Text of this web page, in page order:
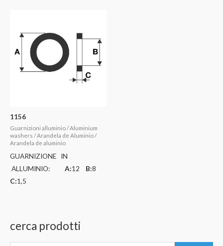
1156
Guarnizioni alluminio / Aluminium
washers / Arandela de Aluminio /
Arandela de aluminio
GUARNIZIONE IN
ALLUMINIO: A:12 B:8
C:1,5
cerca prodotti